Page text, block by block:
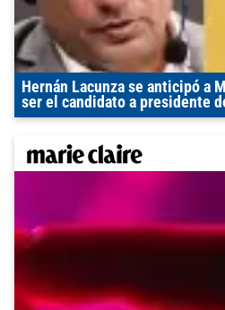
Hernán Lacunza se anticipó a
ser el candidato a presidente